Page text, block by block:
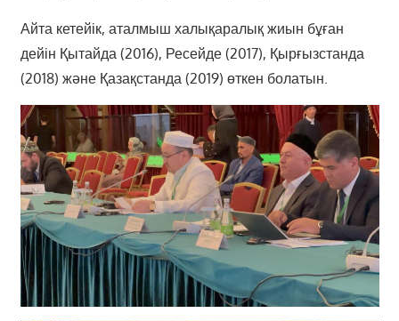
Айта кетейік, аталмыш халықаралық жиын бұған
дейін Қытайда (2016), Ресейде (2017), Қырғызстанда
(2018) және Қазақстанда (2019) өткен болатын.